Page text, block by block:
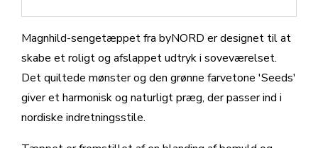
Magnhild-sengetæppet fra byNORD er designet til at
skabe et roligt og afslappet udtryk i soveværelset.
Det quiltede mønster og den grønne farvetone 'Seeds'
giver et harmonisk og naturligt præg, der passer ind i
nordiske indretningsstile.